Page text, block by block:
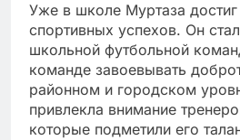
Уже в школе Муртаза достиг
спортивных успехов. Он
школьной футбольной
команде завоевывать
районном и городском
привлекла внимание
которые подметили его